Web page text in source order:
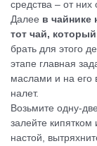
средства – от них
Далее в чайнике
тот чай,
брать для этого
этапе главная
маслами и на его
налет.
Возьмите одну-
залейте
настой,